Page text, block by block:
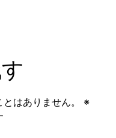
はありません。
※